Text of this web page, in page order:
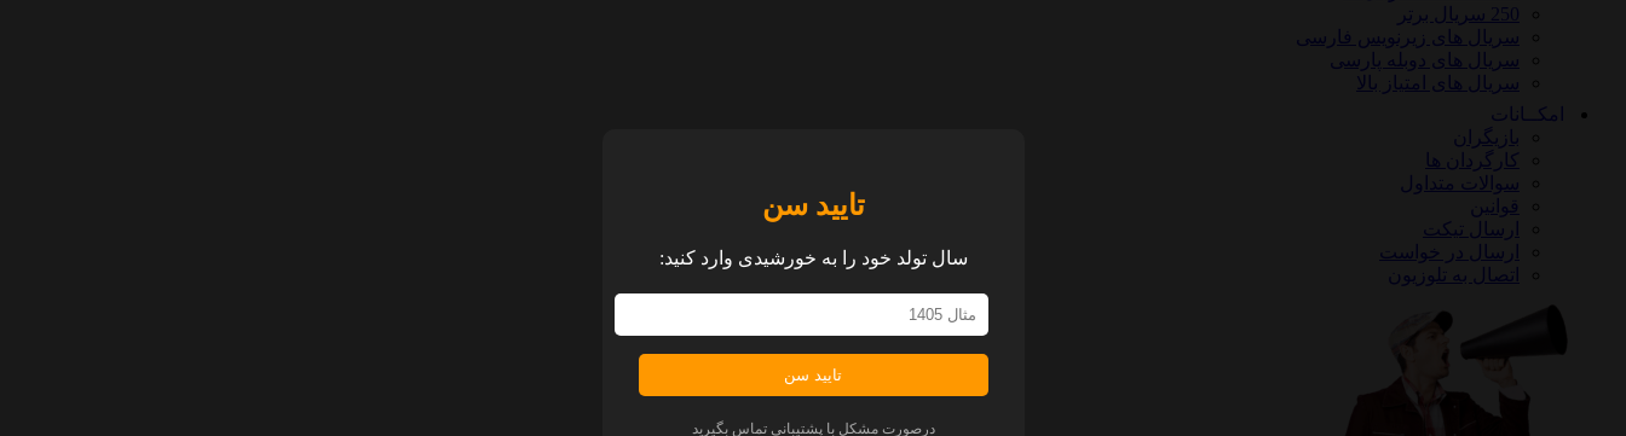
250 سریال برتر
سریال های زیرنویس فارسی
سریال های دوبله پارسی
سریال های امتیاز بالا
امکــانات
بازیگران
کارگردان ها
سوالات متداول
قوانین
ارسال تیکت
ارسال در خواست
اتصال به تلوزیون
تایید سن
سال تولد خود را به خورشیدی وارد کنید:
تایید سن
درصورت مشکل با پشتیبانی تماس بگیرید